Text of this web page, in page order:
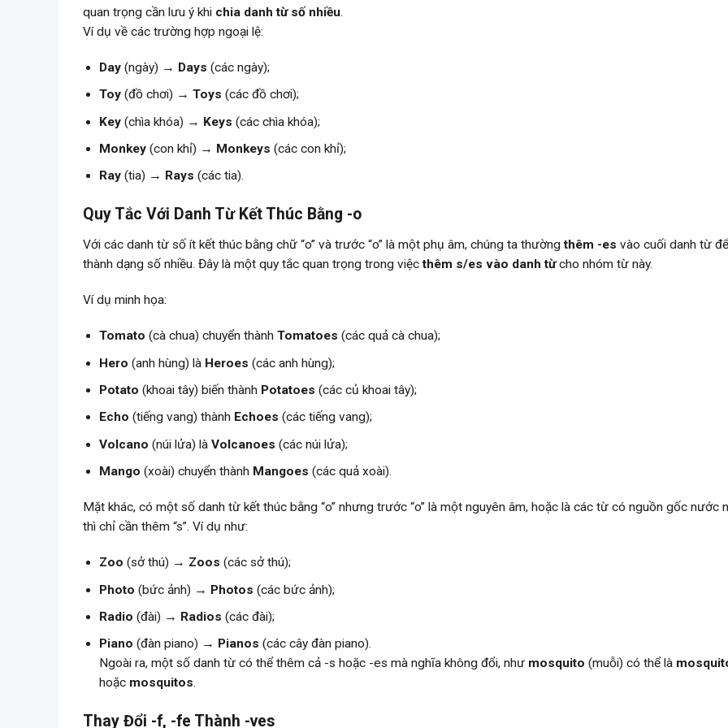
quan trọng cần lưu ý khi chia danh từ số nhiều.
Ví dụ về các trường hợp ngoại lệ:
Day (ngày) → Days (các ngày);
Toy (đồ chơi) →Toys (các đồ chơi);
Key (chìa khóa) → Keys (các chìa khóa);
Monkey (con khỉ) → Monkeys (các con khỉ);
Ray (tia) → Rays (các tia).
Quy Tắc Với Danh Từ Kết Thúc Bằng -o
Với các danh từ số ít kết thúc bằng chữ “o” và trước “o” là một phụ âm, chúng ta thườngthêm -es vào cuối danh từ
thành dạng số nhiều. Đây là một quy tắc quan trọng trong việcthêm s/es vào danh từcho nhóm từ này.
Ví dụ minh họa:
Tomato (cà chua) chuyển thànhTomatoes (các quả cà chua);
Hero (anh hùng) là Heroes (các anh hùng);
Potato (khoai tây) biến thành Potatoes (các củ khoai tây);
Echo (tiếng vang) thành Echoes (các tiếng vang);
Volcano (núi lửa) làVolcanoes (các núi lửa);
Mango (xoài) chuyển thành Mangoes (các quả xoài).
Mặt khác, có một số danh từ kết thúc bằng “o” nhưng trước “o” là một nguyên âm, hoặc là các từ có nguồn gốc nước
thì chỉ cần thêm “s”. Ví dụ như:
Zoo (sở thú) → Zoos (các sở thú);
Photo (bức ảnh) → Photos (các bức ảnh);
Radio (đài) → Radios (các đài);
Piano (đàn piano) → Pianos (các cây đàn piano).
Ngoài ra, một số danh từ có thể thêm cả -s hoặc -es mà nghĩa không đổi, như mosquito (muỗi) có thể là
hoặc mosquitos.
Thay Đổi -f, -fe Thành -ves